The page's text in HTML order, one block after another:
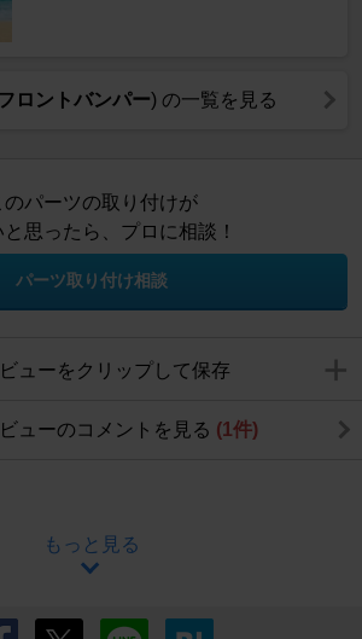
フロントバンパー) の一覧を見る
のパーツの取り付けが
思ったら、プロに相談！
パーツ取り付け相談
ューをクリップして保存
ューのコメントを見る (1件)
もっと見る